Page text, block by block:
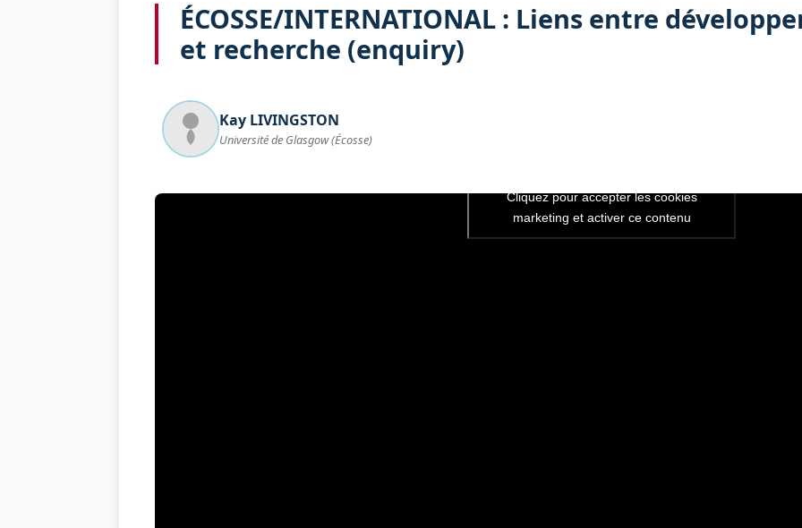
ÉCOSSE/INTERNATIONAL : Liens entre
et recherche (enquiry)
Kay LIVINGSTON
Université de Glasgow (Écosse)
Vidéo de l’intervention :
Cliquez pour accepter les cookies
marketing et activer ce contenu